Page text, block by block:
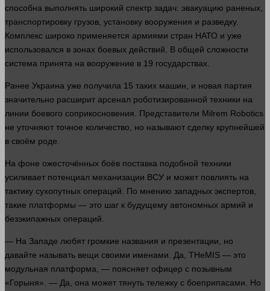
способна выполнять широкий спектр задач: эвакуацию раненых,
транспортировку грузов, установку вооружения и разведку.
Комплекс широко применяется армиями стран НАТО и уже
использовался в зонах боевых действий. В общей сложности
система принята на вооружение в 19 государствах.
Ранее Украина уже получила 15 таких машин, и новая партия
значительно расширит арсенал роботизированной техники на
линии боевого соприкосновения. Представители Milrem Robotics
не уточняют точное количество , но называют сделку крупнейшей
в своём роде.
На фоне ожесточённых боёв поставка подобной техники
усиливает потенциал механизации ВСУ и может повлиять на
тактику сухопутных операций. По мнению западных экспертов,
такие платформы — это шаг к будущему автономных армий и
безэкипажных операций.
— На Западе любят громкие названия и презентации, но
давайте называть вещи своими именами. Да, THeMIS — это
модульная платформа, — поясняет офицер с позывным
«Горыня». — Да, она может тянуть тележку с боеприпасами. Но